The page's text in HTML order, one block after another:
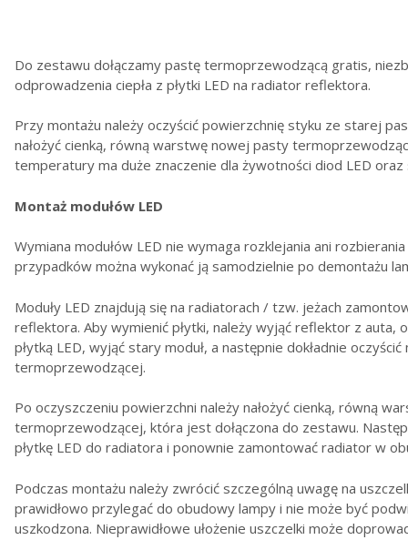
Do zestawu dołączamy pastę termoprzewodzącą gratis,
odprowadzenia ciepła z płytki LED na radiator reflektora.
Przy montażu należy oczyścić powierzchnię styku ze starej
nałożyć cienką, równą warstwę nowej pasty
temperatury ma duże znaczenie dla żywotności diod LED oraz
Montaż modułów LED
Wymiana modułów LED nie wymaga rozklejania ani
przypadków można wykonać ją samodzielnie po demontażu
Moduły LED znajdują się na radiatorach / tzw. jeżach
reflektora. Aby wymienić płytki, należy wyjąć reflektor z auta,
płytką LED, wyjąć stary moduł, a następnie dokładnie
termoprzewodzącej.
Po oczyszczeniu powierzchni należy nałożyć cienką, równą
termoprzewodzącej, która jest dołączona do zestawu.
płytkę LED do radiatora i ponownie zamontować radiator w
Podczas montażu należy zwrócić szczególną uwagę na
prawidłowo przylegać do obudowy lampy i nie może być
uszkodzona. Nieprawidłowe ułożenie uszczelki może